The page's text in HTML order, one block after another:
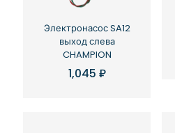
Электронасос SA12
выход слева
CHAMPION
1,045 ₽